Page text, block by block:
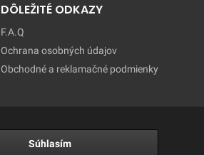
DÔLEŽITÉ ODKAZY
F.A.Q
Ochrana osobných údajov
Obchodné a reklamačné podmienky
Súhlasím